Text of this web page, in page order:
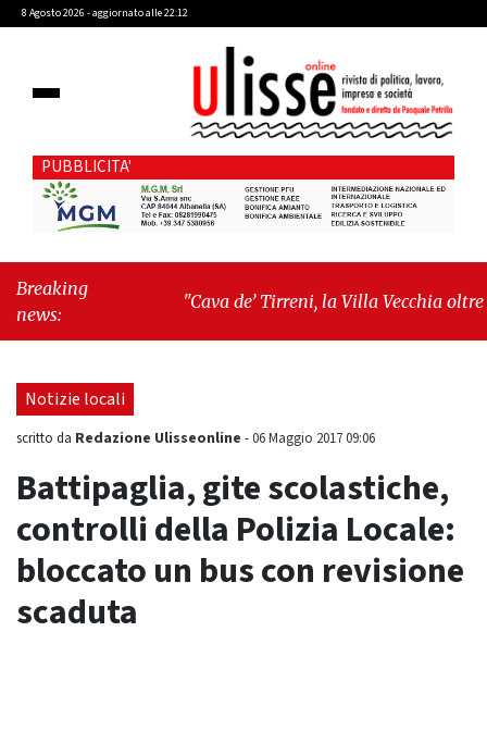
8 Agosto 2026 - aggiornato alle 22:12
PUBBLICITA'
Breaking
news:
"Cava de’ Tirreni, la Villa Vecchia oltre i
Notizie locali
scritto da Redazione Ulisseonline -06 Maggio 2017 09:06
Battipaglia, gite scolastiche,
controlli della Polizia Locale:
bloccato un bus con revisione
scaduta